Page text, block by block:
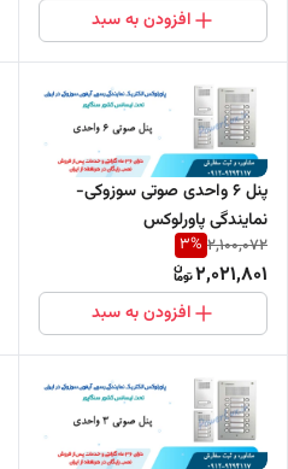
افزودن به سبد
پنل 6 واحدی صوتی سوزوکی-
نمایندگی پاورلوکس
2,100,072
3%
2,021,801
افزودن به سبد